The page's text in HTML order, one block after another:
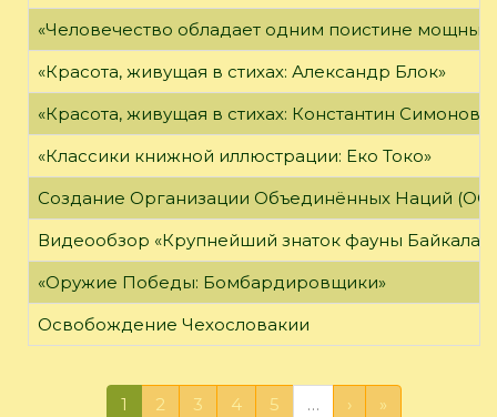
«Человечество обладает одним поистине
«Красота, живущая в стихах: Александр Блок»
«Красота, живущая в стихах: Константин Симонов»
«Классики книжной иллюстрации: Еко Токо»
Создание Организации Объединённых Наций
Видеообзор «Крупнейший знаток фауны Байкала»
«Оружие Победы: Бомбардировщики»
Освобождение Чехословакии
1 2 3 4 5 … › »